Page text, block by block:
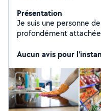
Présentation
Je suis une personne
profondément
attention et beaucoup
propose ; - Entretien du domicile Ménage - repassage -
Repas - Aide a domicile - garde d'animaux Merci de
votre confiance
Aucun avis pour